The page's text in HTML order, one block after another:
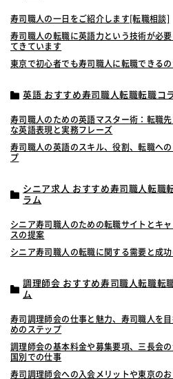
寿司職人の一日をご紹介します[転職相談]
寿司職人の転職に英語力という技術が必
てきています
東京で初心者でも寿司職人に転職できる
英語 おすすめ寿司職人転職転職コ
寿司職人のための英語マスター術：転職
な英語表現と実務フレーズ
寿司職人の英語のスキル、役割、転職へ
プ
シニア求人 おすすめ寿司職人転職
ラム
シニア寿司職人のための転職サイトとキ
スの提案
シニア寿司職人の転職に関する需要と成
調理師会 おすすめ寿司職人転職転
ム
寿司調理師会の仕事と魅力、寿司職人を
めのステップ
調理師会の基本料金や募集要項、三長会の
国別での仕事
寿司調理師会への入会メリットや東京の